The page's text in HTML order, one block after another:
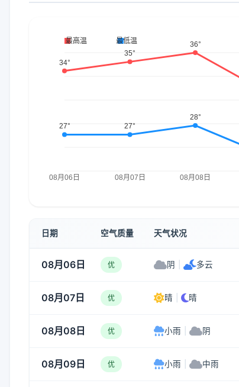
日期 空气质量 天气状况
08月06日 优 阴 多云
08月07日 优 晴 晴
08月08日 优 小雨 阴
08月09日 优 小雨 中雨